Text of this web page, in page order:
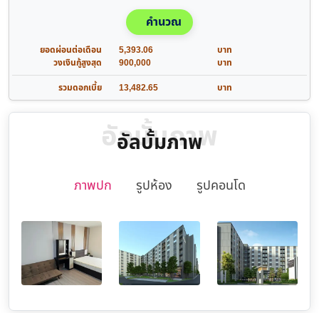
คำนวณ
ยอดผ่อนต่อเดือน 5,393.06
บาท
วงเงินกู้สูงสุด
900,000
บาท
รวมดอกเบี้ย
13,482.65 บาท
อัลบั้มภาพ
อัลบั้มภาพ
ภาพปก รูปห้อง รูปคอนโด